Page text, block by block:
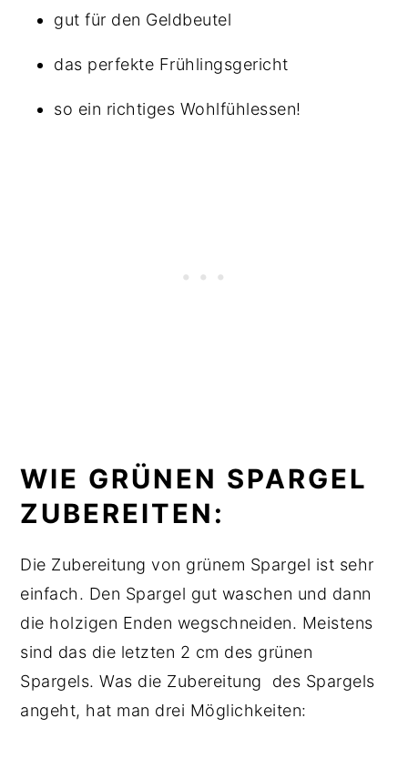
gut für den Geldbeutel
das perfekte Frühlingsgericht
so ein richtiges Wohlfühlessen!
WIE GRÜNEN SPARGEL
ZUBEREITEN:
Die Zubereitung von grünem Spargel ist sehr
einfach. Den Spargel gut waschen und dann
die holzigen Enden wegschneiden. Meistens
sind das die letzten 2 cm des grünen
Spargels. Was die Zubereitung des Spargels
angeht, hat man drei Möglichkeiten: